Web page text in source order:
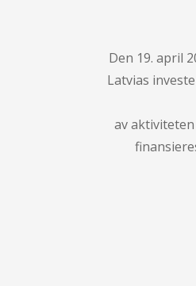
Den 19. april
Latvias
av